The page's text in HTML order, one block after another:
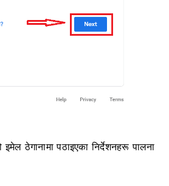
ठेगानामा पठाइएका निर्देशनहरू पालना